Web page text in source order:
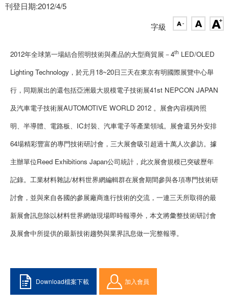
刊登日期:2012/4/5
字級
2012年全球第一場結合照明技術與產品的大型商貿展－4th LED/OLED
Lighting Technology，於元月18~20日三天在東京有明國際展覽中心舉
行，同期展出的還包括亞洲最大規模電子技術展41st NEPCON JAPAN
及汽車電子技術展AUTOMOTIVE WORLD 2012 。展會內容橫跨照
明、半導體、電路板、IC封裝、汽車電子等產業領域。展會還另外安排
64場精彩豐富的專門技術研討會，三大展會吸引超過十萬人次參訪。據
主辦單位Reed Exhibitions Japan公司統計，此次展會規模已突破歷年
記錄。工業材料雜誌/材料世界網編輯群在展會期間參與各項專門技術研
討會，並與來自各國的參展廠商進行技術的交流，一連三天所取得的最
新展會訊息除以材料世界網做現場即時報導外，本文將彙整技術研討會
及展會中所提供的最新技術趨勢與業界訊息做一完整報導。
Download檔案下載 加入會員